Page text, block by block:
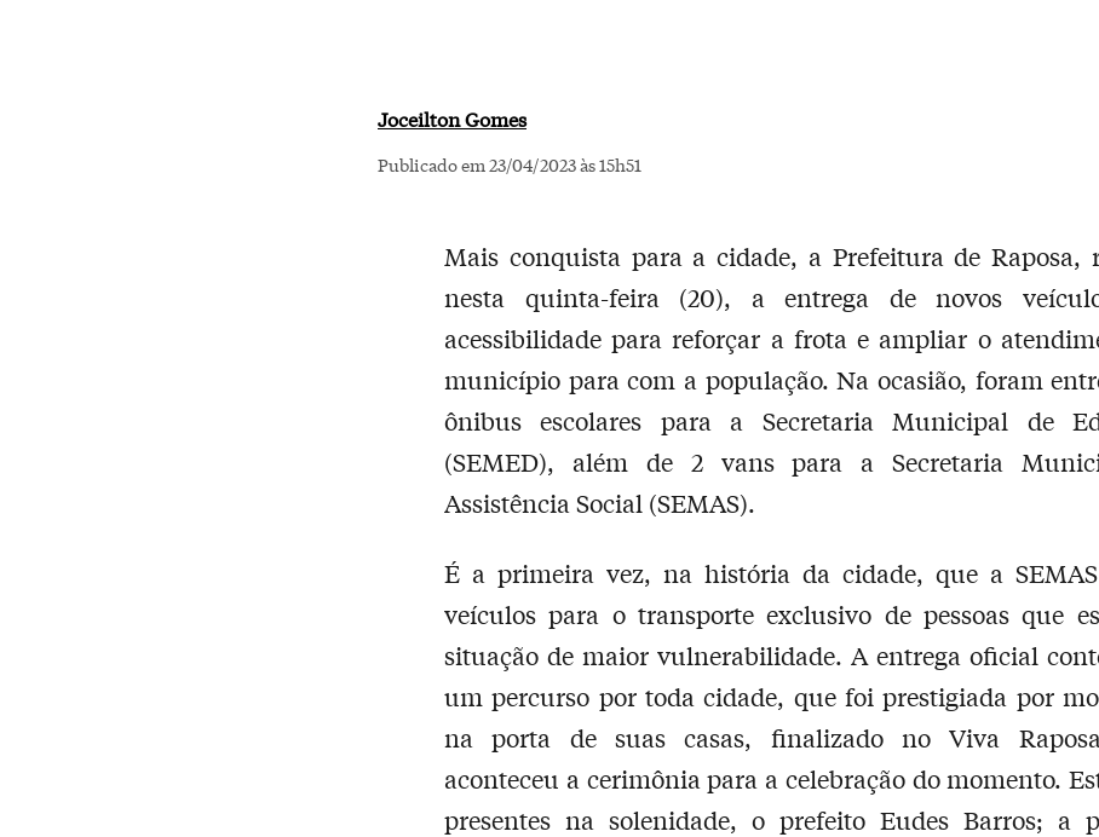
Joceilton Gomes
Publicado em 23/04/2023 às 15h51
Mais conquista para a cidade, a Prefeitura de Raposa,
nesta quinta-feira (20), a entrega de novos
acessibilidade para reforçar a frota e ampliar o
município para com a população. Na ocasião, foram
ônibus escolares para a Secretaria Municipal de
(SEMED), além de 2 vans para a Secretaria
Assistência Social (SEMAS).
É a primeira vez, na história da cidade, que a
veículos para o transporte exclusivo de pessoas que
situação de maior vulnerabilidade. A entrega oficial
um percurso por toda cidade, que foi prestigiada por
na porta de suas casas, finalizado no Viva
aconteceu a cerimônia para a celebração do momento.
presentes na solenidade, o prefeito Eudes Barros; a